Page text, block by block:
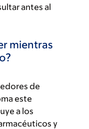
antes al
mientras
de
este
a los
y